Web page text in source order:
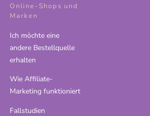
Online-Shops und
Marken
Ich möchte eine
andere Bestellquelle
erhalten
Wie Affiliate-
Marketing funktioniert
Fallstudien